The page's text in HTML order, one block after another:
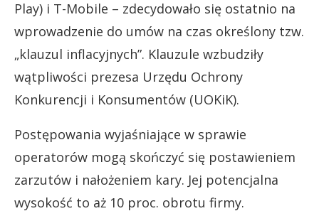
Play) i T-Mobile – zdecydowało się ostatnio na
wprowadzenie do umów na czas określony tzw.
„klauzul inflacyjnych”. Klauzule wzbudziły
wątpliwości prezesa Urzędu Ochrony
Konkurencji i Konsumentów (UOKiK).
Postępowania wyjaśniające w sprawie
operatorów mogą skończyć się postawieniem
zarzutów i nałożeniem kary. Jej potencjalna
wysokość to aż 10 proc. obrotu firmy.